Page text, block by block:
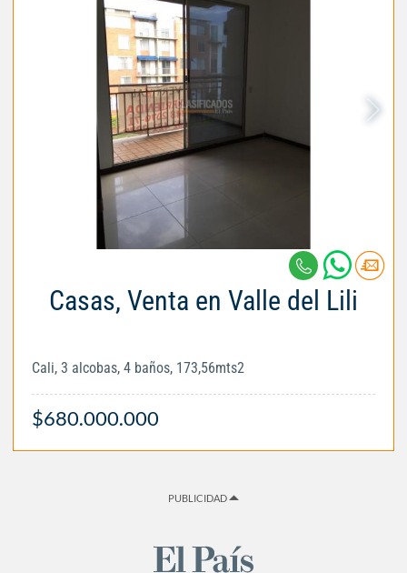
Casas, Venta en Valle del Lili
Cali, 3 alcobas, 4 baños, 173,56mts2
$680.000.000
PUBLICIDAD